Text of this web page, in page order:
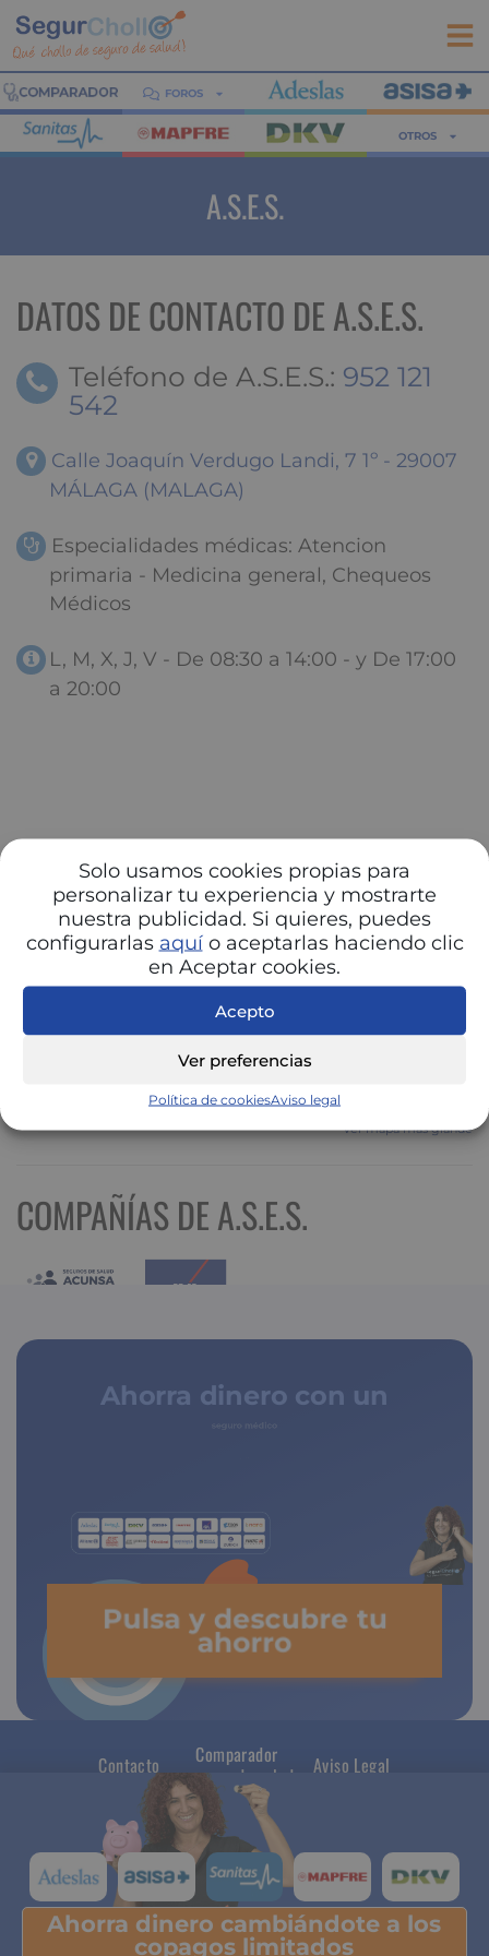
Solo usamos cookies propias para
personalizar tu experiencia y mostrarte
nuestra publicidad. Si quieres, puedes
configurarlas aquío aceptarlas haciendo clic
en Aceptar cookies.
Acepto
Ver preferencias
Política de cookiesAviso legal
FOROS
OTROS
A.S.E.S.
DATOS DE CONTACTO DE A.S.E.S.
Teléfono de A.S.E.S.: 952 121
542
Calle Joaquín Verdugo Landi, 7 1º - 29007
MÁLAGA (MALAGA)
Especialidades médicas: Atencion
primaria - Medicina general, Chequeos
Médicos
L, M, X, J, V - De 08:30 a 14:00 - y De 17:00
a 20:00
Ver mapa más grande
COMPAÑÍAS DE A.S.E.S.
Ahorra dinero con un
Pulsa y descubre tu
ahorro
Contacto
Comparador
seguros de salud
Aviso Legal
Ahorra dinero cambiándote a los
copagos limitados
Pulsa y descubre tu ahorro